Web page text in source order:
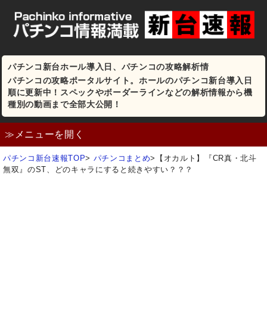
パチンコ新台ホール導入日、パチンコの攻略解析情
パチンコの攻略ポータルサイト。ホールのパチンコ新台導入日
順に更新中！スペックやボーダーラインなどの解析情報から機
種別の動画まで全部大公開！
≫メニューを開く
パチンコ新台速報TOP> パチンコまとめ>
【オカルト】『CR真・北斗
無双』のST、どのキャラにすると続きやすい？？？